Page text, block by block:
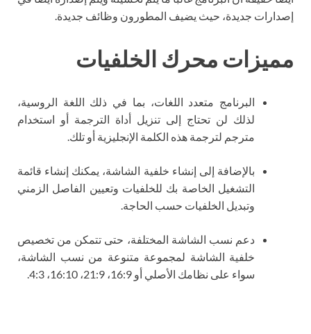
إصدارات جديدة، حيث يضيف المطورون وظائف جديدة.
مميزات محرك الخلفيات
البرنامج متعدد اللغات، بما في ذلك اللغة الروسية،
لذلك لن تحتاج إلى تنزيل أداة الترجمة أو استخدام
مترجم لترجمة هذه الكلمة الإنجليزية أو تلك.
بالإضافة إلى إنشاء خلفية الشاشة، يمكنك إنشاء قائمة
التشغيل الخاصة بك للخلفيات وتعيين الفاصل الزمني
وتبديل الخلفيات حسب الحاجة.
دعم نسب الشاشة المختلفة، حتى تتمكن من تخصيص
خلفية الشاشة لمجموعة متنوعة من نسب الشاشة،
سواء على نظامك الأصلي أو 16:9، 21:9، 16:10، 4:3.